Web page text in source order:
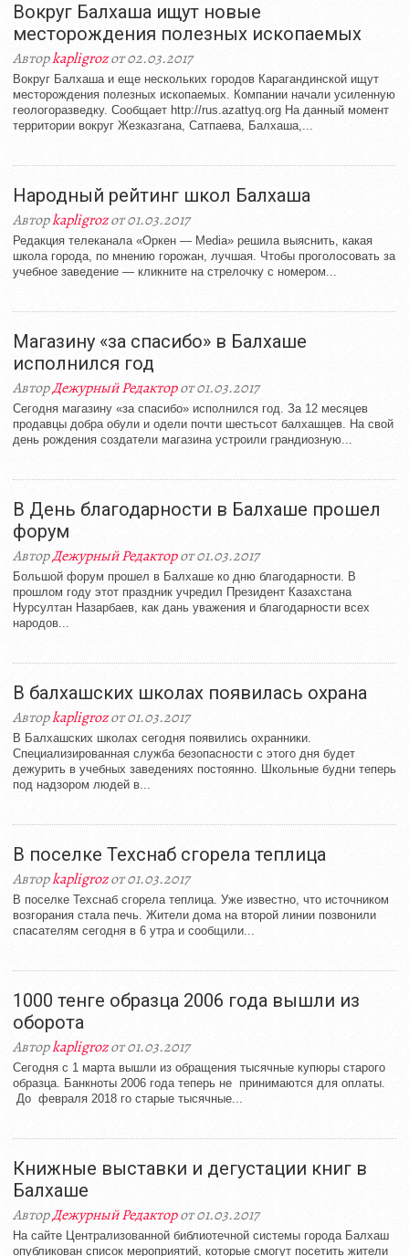
Вокруг Балхаша ищут новые
месторождения полезных ископаемых
Авторkapligrozот 02.03.2017
Вокруг Балхаша и еще нескольких городов Карагандинской ищут
месторождения полезных ископаемых. Компании начали усиленную
геологоразведку. Сообщает http://rus.azattyq.org На данный момент
территории вокруг Жезказгана, Сатпаева, Балхаша,...
Народный рейтинг школ Балхаша
Авторkapligrozот 01.03.2017
Редакция телеканала «Оркен — Media» решила выяснить, какая
школа города, по мнению горожан, лучшая. Чтобы проголосовать за
учебное заведение — кликните на стрелочку с номером...
Магазину «за спасибо» в Балхаше
исполнился год
АвторДежурный Редакторот 01.03.2017
Сегодня магазину «за спасибо» исполнился год. За 12 месяцев
продавцы добра обули и одели почти шестьсот балхашцев. На свой
день рождения создатели магазина устроили грандиозную...
В День благодарности в Балхаше прошел
форум
АвторДежурный Редакторот 01.03.2017
Большой форум прошел в Балхаше ко дню благодарности. В
прошлом году этот праздник учредил Президент Казахстана
Нурсултан Назарбаев, как дань уважения и благодарности всех
народов...
В балхашских школах появилась охрана
Авторkapligrozот 01.03.2017
В Балхашских школах сегодня появились охранники.
Специализированная служба безопасности с этого дня будет
дежурить в учебных заведениях постоянно. Школьные будни теперь
под надзором людей в...
В поселке Техснаб сгорела теплица
Авторkapligrozот 01.03.2017
В поселке Техснаб сгорела теплица. Уже известно, что источником
возгорания стала печь. Жители дома на второй линии позвонили
спасателям сегодня в 6 утра и сообщили...
1000 тенге образца 2006 года вышли из
оборота
Авторkapligrozот 01.03.2017
Сегодня с 1 марта вышли из обращения тысячные купюры старого
образца. Банкноты 2006 года теперь не принимаются для оплаты.
До февраля 2018 го старые тысячные...
Книжные выставки и дегустации книг в
Балхаше
АвторДежурный Редакторот 01.03.2017
На сайте Централизованной библиотечной системы города Балхаш
опубликован список мероприятий, которые смогут посетить жители